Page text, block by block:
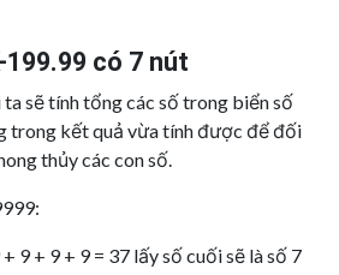
199.99 có 7 nút
ta sẽ tính tổng các số trong biển số
trong kết quả vừa tính được để đối
thủy các con số.
9 + 9 + 9 = 37 lấy số cuối sẽ là số 7